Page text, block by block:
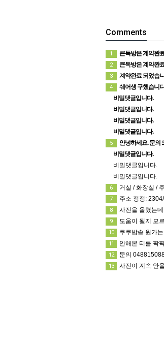
Comments
1
큰독방은 계약완료되었습니다. 스튜디오같은 가장큰방
2
큰독방은 계약완료되었습니다. 스튜디오같은 가장큰방
3
계약완료 되었습
4
쉐어생 구했습니
비밀댓글입니다.
비밀댓글입니다.
비밀댓글입니다.
비밀댓글입니다.
5
안녕하세요. 문의
비밀댓글입니다.
비밀댓글입니다.
비밀댓글입니다.
6
거실 / 화장실 / 주방 / 방 1개 > 생활
7
주소 정정: 2304/ 380
8
사진을 올렸는데 보이지가 않네요 카톡
9
도움이 될지 모르겠지만, 이곳에 가셔서 가시고자 하는
10
쿠쿠밥솥 원가는 ( 699.99불 인데 쿠폰
11
안해본 티를 팍팍 내시네요 링크 5개 다 조립할려면 8시간
12
문의
13 사진이 계속 안올라가요 ㅠ문